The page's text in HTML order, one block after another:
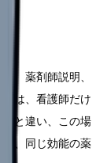
、薬剤師説明、
は、看護師だけ
と違い、この場
、同じ効能の薬